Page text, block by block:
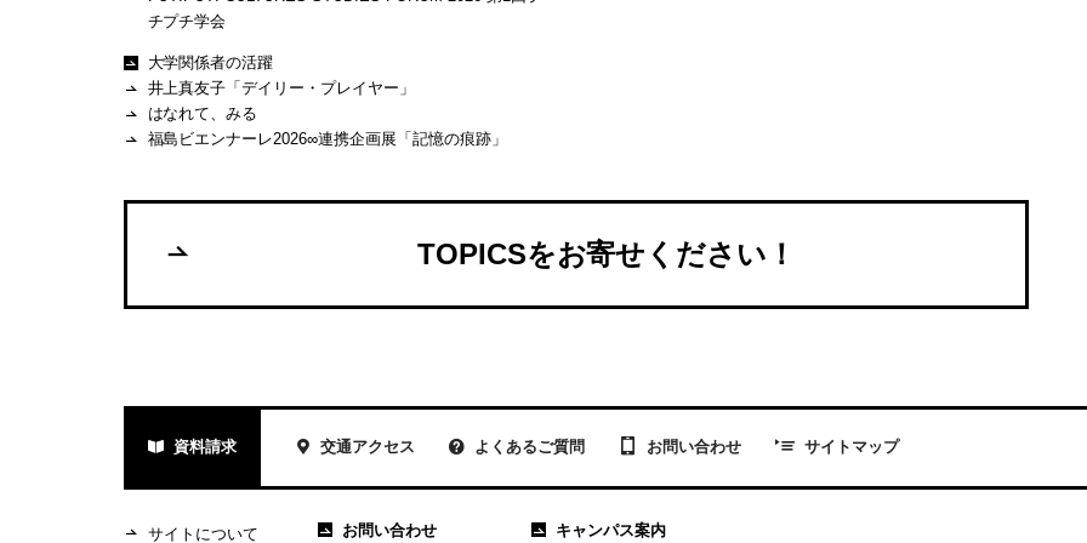
チプチ学会
大学関係者の活躍
井上真友子「デイリー・プレイヤー」
はなれて、みる
福島ビエンナーレ2026∞連携企画展「記憶の痕跡」
TOPICSをお寄せください！
資料請求 交通アクセス よくあるご質問 お問い合わせ
サイトマップ
サイトについて お問い合わせ キャンパス案内